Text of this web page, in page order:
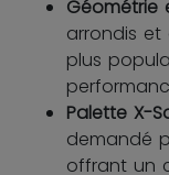
Géométrie
arrondis
plus
Palette X-
demandé
offrant un